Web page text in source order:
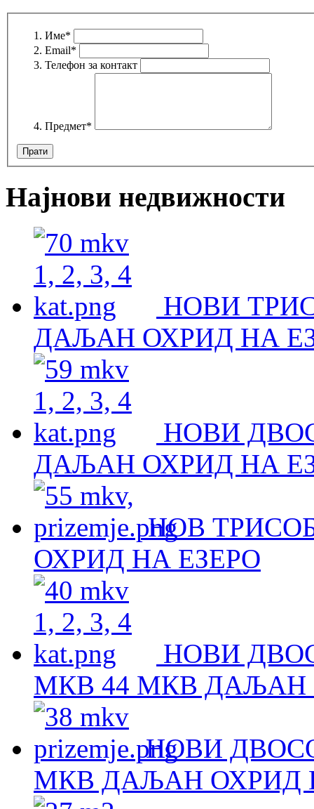
Име*
Email*
Телефон за контакт
Предмет*
Најнови недвижности
НОВИ
ДАЉАН ОХРИД НА
НОВИ
ДАЉАН ОХРИД НА
НОВ
ОХРИД НА ЕЗЕРО
НОВИ
МКВ 44 МКВ ДАЉАН
НОВИ
МКВ ДАЉАН ОХРИД